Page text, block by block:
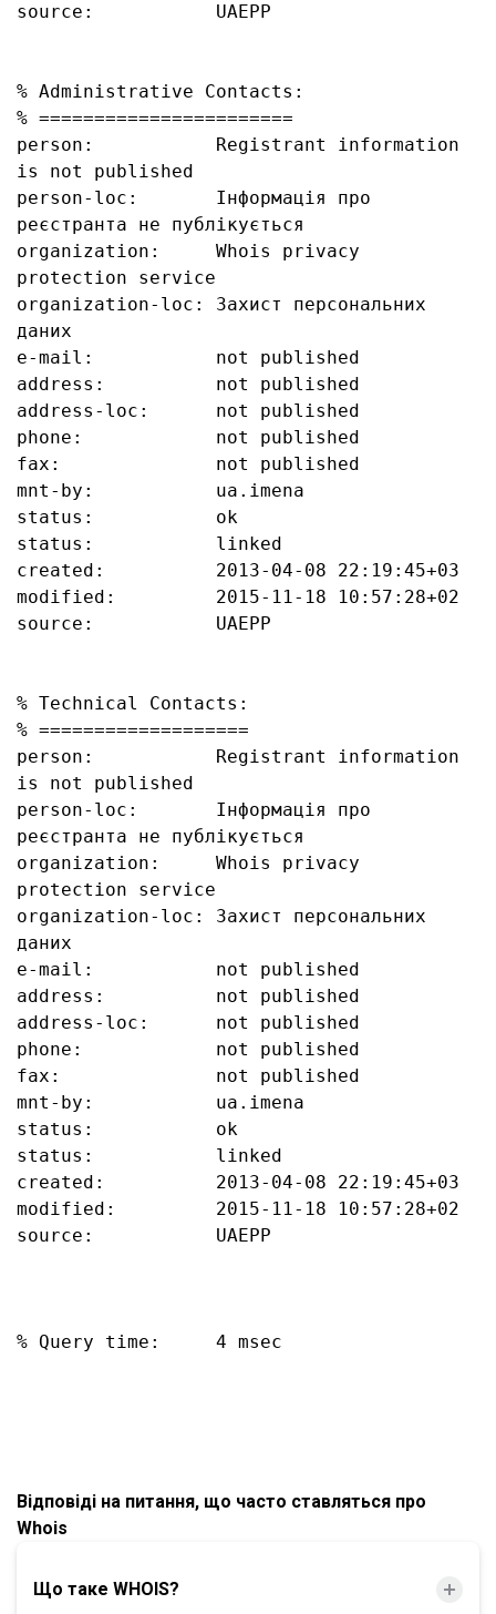
source:           UAEPP
% Administrative Contacts:
% =======================
person:           Registrant information
is not published
person-loc:       Інформація про
реєстранта не публікується
organization:     Whois privacy
protection service
organization-loc: Захист персональних
даних
e-mail:           not published
address:          not published
address-loc:      not published
phone:            not published
fax:              not published
mnt-by:           ua.imena
status:           ok
status:           linked
created:          2013-04-08 22:19:45+03
modified:         2015-11-18 10:57:28+02
source:           UAEPP
% Technical Contacts:
% ===================
person:           Registrant information
is not published
person-loc:       Інформація про
реєстранта не публікується
organization:     Whois privacy
protection service
organization-loc: Захист персональних
даних
e-mail:           not published
address:          not published
address-loc:      not published
phone:            not published
fax:              not published
mnt-by:           ua.imena
status:           ok
status:           linked
created:          2013-04-08 22:19:45+03
modified:         2015-11-18 10:57:28+02
source:           UAEPP
% Query time:     4 msec
Відповіді на питання, що часто ставляться про
Whois
Що таке WHOIS?